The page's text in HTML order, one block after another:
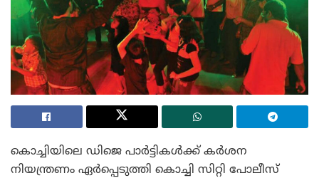
കൊച്ചിയിലെ ഡിജെ പാർട്ടികൾക്ക് കർശന
നിയന്ത്രണം ഏർപ്പെടുത്തി കൊച്ചി സിറ്റി പോലീസ്